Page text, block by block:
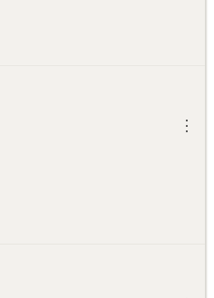
︙